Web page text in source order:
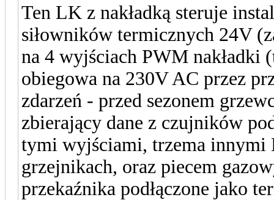
Ten LK z nakładką steruje
siłowników termicznych 24V
na 4 wyjściach PWM
obiegowa na 230V AC przez
zdarzeń - przed sezonem
zbierający dane z czujników
tymi wyjściami, trzema innymi
grzejnikach, oraz piecem
przekaźnika podłączone jako